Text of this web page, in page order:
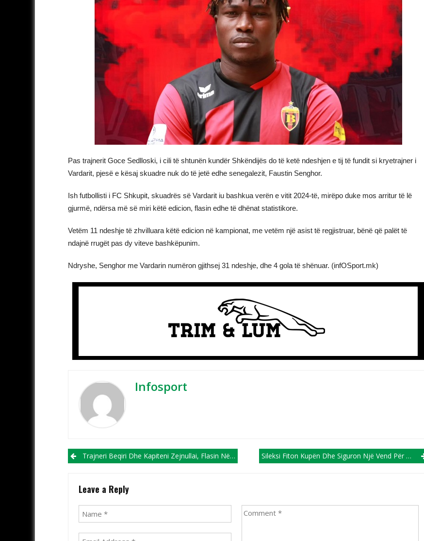
Pas trajnerit Goce Sedlloski, i cili të shtunën kundër Shkëndijës do të ketë ndeshjen e tij të fundit si kryetrajner i
Vardarit, pjesë e kësaj skuadre nuk do të jetë edhe senegalezit, Faustin Senghor.
Ish futbollisti i FC Shkupit, skuadrës së Vardarit iu bashkua verën e vitit 2024-të, mirëpo duke mos arritur të lë
gjurmë, ndërsa më së miri këtë edicion, flasin edhe të dhënat statistikore.
Vetëm 11 ndeshje të zhvilluara këtë edicion në kampionat, me vetëm një asist të regjistruar, bënë që palët të
ndajnë rrugët pas dy viteve bashkëpunim.
Ndryshe, Senghor me Vardarin numëron gjithsej 31 ndeshje, dhe 4 gola të shënuar. (infOSport.mk)
Infosport
Post navigation
Trajneri Beqiri Dhe Kapiteni Zejnullai, Flasin Në Prag Të Finales Kundër Sileksit! Sileksi Fiton Kupën Dhe Siguron Një Vend Për Në Europë (VIDEO)
Leave a Reply